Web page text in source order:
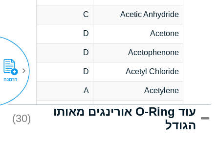
Acetic Anhydride
C
Acetone
D
Acetophenone
D
Acetyl Chloride
D
Acetylene
A
Acrlylonitrile
D
Adipic Acid
עוד O-Ring אורינגים מאותו
הגודל
(30)
הזמנה